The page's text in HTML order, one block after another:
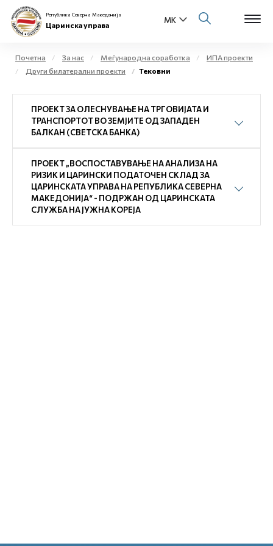
Физички лица
Бизнис заедница
Е-Царина
Медиа центар
Република Северна Македонија
Царинска управа
Почетна За нас Меѓународна соработка
ИПА проекти
Други билатерални проекти
Тековни
ПРОЕКТ ЗА ОЛЕСНУВАЊЕ НА ТРГОВИЈАТА И
ТРАНСПОРТОТ ВО ЗЕМЈИТЕ ОД ЗАПАДЕН
БАЛКАН (СВЕТСКА БАНКА)
ПРОЕКТ „ВОСПОСТАВУВАЊЕ НА АНАЛИЗА НА
РИЗИК И ЦАРИНСКИ ПОДАТОЧЕН СКЛАД ЗА
ЦАРИНСКАТА УПРАВА НА РЕПУБЛИКА СЕВЕРНА
МАКЕДОНИЈА“ - ПОДРЖАН ОД ЦАРИНСКАТА
СЛУЖБА НА ЈУЖНА КОРЕЈА